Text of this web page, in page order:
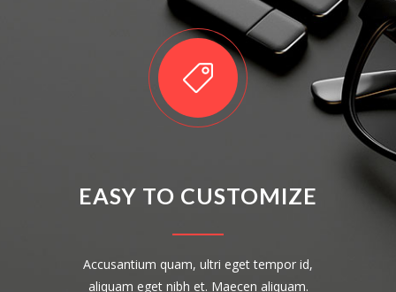
EASY TO CUSTOMIZE
Accusantium quam, ultri eget tempor id,
aliquam eget nibh et. Maecen aliquam.